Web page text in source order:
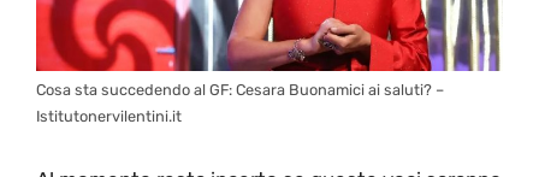
Cosa sta succedendo al GF: Cesara Buonamici ai saluti? –
Istitutonervilentini.it